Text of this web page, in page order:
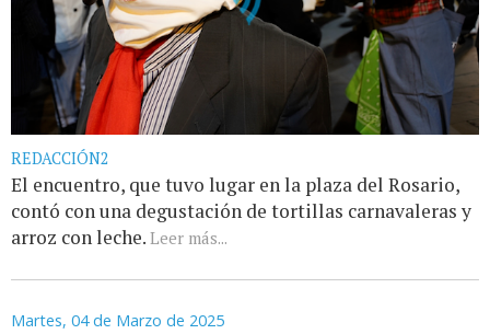
REDACCIÓN2
El encuentro, que tuvo lugar en la plaza del Rosario,
contó con una degustación de tortillas carnavaleras y
arroz con leche. Leer más...
Martes, 04 de Marzo de 2025